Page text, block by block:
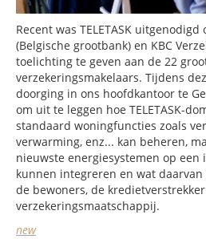
Recent was TELETASK
(Belgische grootbank) en KBC
toelichting te geven aan de 22
verzekeringsmakelaars. Tijdens
doorging in ons hoofdkantoor te
om uit te leggen hoe TELETASK-
standaard woningfuncties zoals
verwarming, enz... kan beheren,
nieuwste energiesystemen op
kunnen integreren en wat
de bewoners, de
verzekeringsmaatschappij.
new